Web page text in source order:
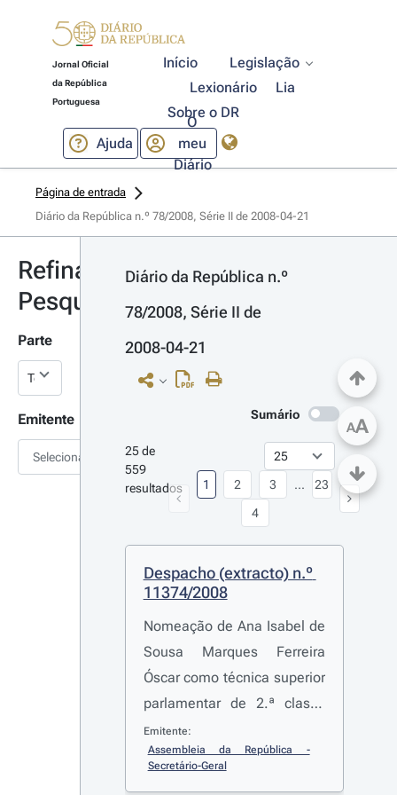
Jornal Oficial
da República
Portuguesa
Início
Legislação
Lexionário
Lia
Sobre o DR
Ajuda
O
meu
Diário
Página de entrada
Diário da República n.º 78/2008, Série II de 2008-04-21
Refinar
Pesquisa
Parte
Emitente
Selecionar
Diário da República n.º
78/2008, Série II de
2008-04-21
Sumário
25 de
559
resultados
1 2
3
4
... 23
Despacho (extracto) n.º
11374/2008
Nomeação de Ana Isabel de
Sousa Marques Ferreira
Óscar como técnica superior
parlamentar de 2.ª classe
(área de relações públicas)
Emitente:
Assembleia da República -
Secretário-Geral
AA